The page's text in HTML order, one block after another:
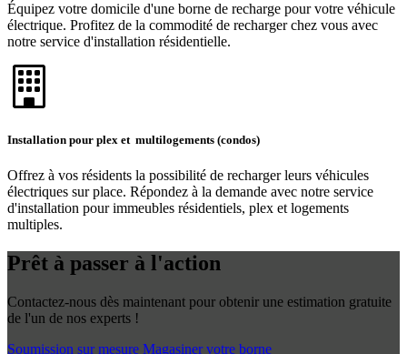
Équipez votre domicile d'une borne de recharge pour votre véhicule
électrique. Profitez de la commodité de recharger chez vous avec
notre service d'installation résidentielle.
Installation pour plex et multilogements (condos)
Offrez à vos résidents la possibilité de recharger leurs véhicules
électriques sur place. Répondez à la demande avec notre service
d'installation pour immeubles résidentiels, plex et logements
multiples.
Prêt à passer à l'action
Contactez-nous dès maintenant pour obtenir une estimation gratuite
de l'un de nos experts !
Soumission sur mesure Magasiner votre borne